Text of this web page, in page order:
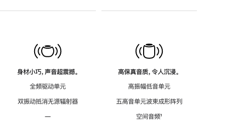
身材小巧，声音超震撼。
全频驱动单元
双振动抵消无源辐射器
—
高保真音质，令人沉浸。
高振幅低音单元
五高音单元波束成形阵列
空间音频脚
¹